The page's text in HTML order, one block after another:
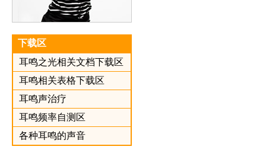
下载区
耳鸣之光相关文档下载区
耳鸣相关表格下载区
耳鸣声治疗
耳鸣频率自测区
各种耳鸣的声音